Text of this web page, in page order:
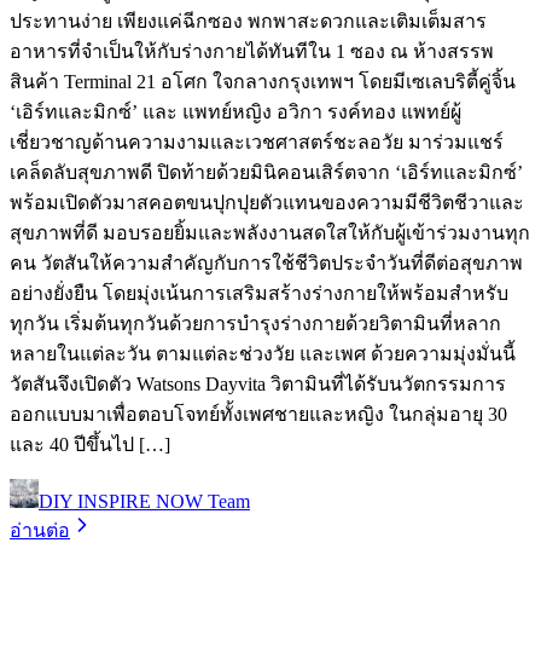
ประทานง่าย เพียงแค่ฉีกซอง พกพาสะดวกและเติมเต็มสาร
อาหารที่จำเป็นให้กับร่างกายได้ทันทีใน 1 ซอง ณ ห้างสรรพ
สินค้า Terminal 21 อโศก ใจกลางกรุงเทพฯ โดยมีเซเลบริตี้คู่จิ้น
‘เอิร์ทและมิกซ์’ และ แพทย์หญิง อวิกา รงค์ทอง แพทย์ผู้
เชี่ยวชาญด้านความงามและเวชศาสตร์ชะลอวัย มาร่วมแชร์
เคล็ดลับสุขภาพดี ปิดท้ายด้วยมินิคอนเสิร์ตจาก ‘เอิร์ทและมิกซ์’
พร้อมเปิดตัวมาสคอตขนปุกปุยตัวแทนของความมีชีวิตชีวาและ
สุขภาพที่ดี มอบรอยยิ้มและพลังงานสดใสให้กับผู้เข้าร่วมงานทุก
คน วัตสันให้ความสําคัญกับการใช้ชีวิตประจำวันที่ดีต่อสุขภาพ
อย่างยั่งยืน โดยมุ่งเน้นการเสริมสร้างร่างกายให้พร้อมสำหรับ
ทุกวัน เริ่มต้นทุกวันด้วยการบำรุงร่างกายด้วยวิตามินที่หลาก
หลายในแต่ละวัน ตามแต่ละช่วงวัย และเพศ ด้วยความมุ่งมั่นนี้
วัตสันจึงเปิดตัว Watsons Dayvita วิตามินที่ได้รับนวัตกรรมการ
ออกแบบมาเพื่อตอบโจทย์ทั้งเพศชายและหญิง ในกลุ่มอายุ 30
และ 40 ปีขึ้นไป […]
DIY INSPIRE NOW Team
อ่านต่อ